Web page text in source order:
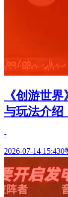
《创游世
与玩法介绍
-
2026-07-14 15:430